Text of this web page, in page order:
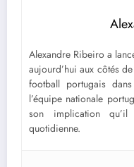
Alexandre Ribeiro a
aujourd’hui aux côtés
football portugais
l’équipe nationale
son implication
quotidienne.